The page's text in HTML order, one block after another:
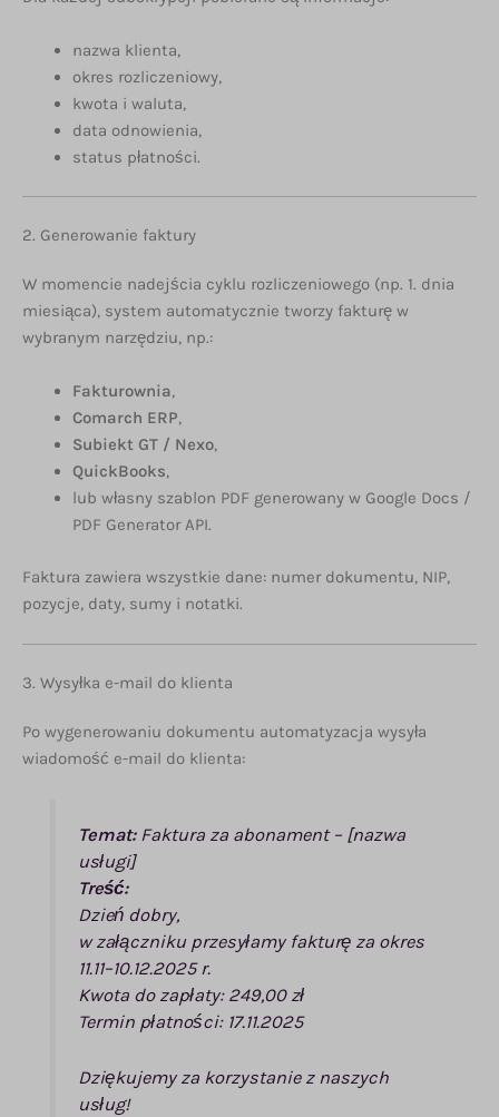
nazwa klienta,
okres rozliczeniowy,
kwota i waluta,
data odnowienia,
status płatności.
2. Generowanie faktury
W momencie nadejścia cyklu rozliczeniowego (np. 1. dnia
miesiąca), system automatycznie tworzy fakturę w
wybranym narzędziu, np.:
Fakturownia,
Comarch ERP,
Subiekt GT / Nexo,
QuickBooks,
lub własny szablon PDF generowany w Google Docs /
PDF Generator API.
Faktura zawiera wszystkie dane: numer dokumentu, NIP,
pozycje, daty, sumy i notatki.
3. Wysyłka e-mail do klienta
Po wygenerowaniu dokumentu automatyzacja wysyła
wiadomość e-mail do klienta:
Temat:Faktura za abonament – [nazwa
usługi]
Treść:
Dzień dobry,
w załączniku przesyłamy fakturę za okres
11.11–10.12.2025 r.
Kwota do zapłaty: 249,00 zł
Termin płatności: 17.11.2025
Dziękujemy za korzystanie z naszych
usług!